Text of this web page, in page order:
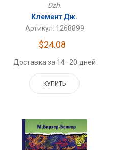
Dzh.
Клемент Дж.
Артикул: 1268899
$24.08
Доставка за 14–20 дней
КУПИТЬ